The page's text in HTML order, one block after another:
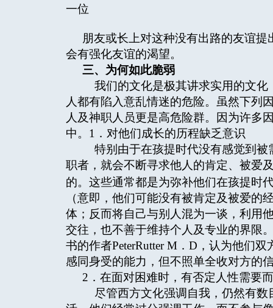
一位
朋友或长上对这种没有出路的友谊
会有强化友谊的渴望。
三、为何如此脆弱
我们的文化是极其讲求实用的文化
人都有陷入意乱情迷的危险。虽然下列
人及神职人员更是高危险群。因为许多
中。1．对他们成长的历程缺乏意识
特别由于在孩提时代没有感觉到被
职者，就会不断寻求他人的肯定、被爱
的。这些通常都是为弥补他们在孩提时
（意即，他们可能没有被肯定及被爱
体；反而将自己与别人混为一谈，利用
交往，也不善于维持个人及专业的界限
书的作者PeterRutter M．D，认为他们
感同身受的能力，但不照单全收对方的
2．在面对困难时，有否定人性需要
尽管西方文化强调自我，仍然有数